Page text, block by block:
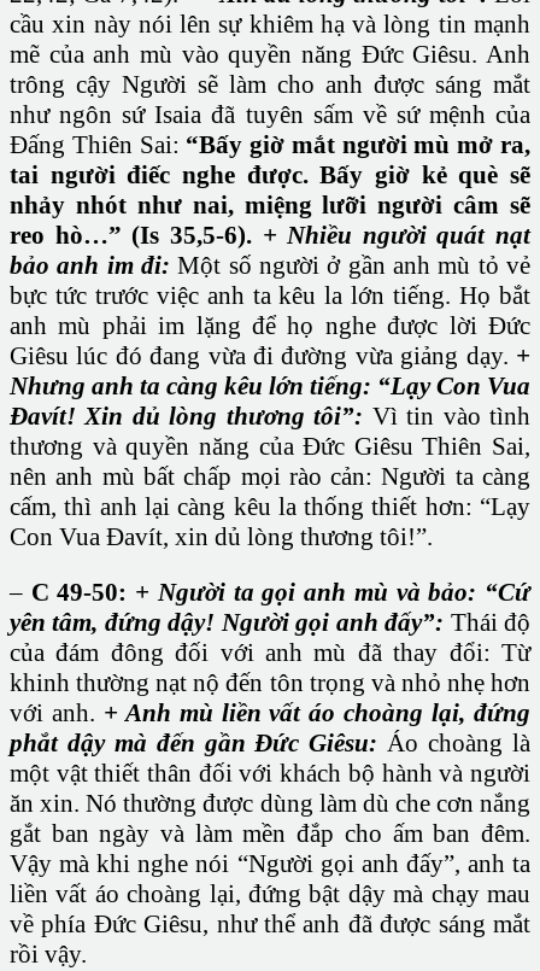
cầu xin này nói lên sự khiêm hạ và lòng tin mạnh
mẽ của anh mù vào quyền năng Đức Giêsu. Anh
trông cậy Người sẽ làm cho anh được sáng mắt
như ngôn sứ Isaia đã tuyên sấm về sứ mệnh của
Đấng Thiên Sai: “Bấy giờ mắt người mù mở ra,
tai người điếc nghe được. Bấy giờ kẻ què sẽ
nhảy nhót như nai, miệng lưỡi người câm sẽ
reo hò…” (Is 35,5-6). + Nhiều người quát nạt
bảo anh im đi: Một số người ở gần anh mù tỏ vẻ
bực tức trước việc anh ta kêu la lớn tiếng. Họ bắt
anh mù phải im lặng để họ nghe được lời Đức
Giêsu lúc đó đang vừa đi đường vừa giảng dạy. +
Nhưng anh ta càng kêu lớn tiếng: “Lạy Con Vua
Đavít! Xin dủ lòng thương tôi”: Vì tin vào tình
thương và quyền năng của Đức Giêsu Thiên Sai,
nên anh mù bất chấp mọi rào cản: Người ta càng
cấm, thì anh lại càng kêu la thống thiết hơn: “Lạy
Con Vua Đavít, xin dủ lòng thương tôi!”.
– C 49-50: + Người ta gọi anh mù và bảo: “Cứ
yên tâm, đứng dậy! Người gọi anh đấy”: Thái độ
của đám đông đối với anh mù đã thay đổi: Từ
khinh thường nạt nộ đến tôn trọng và nhỏ nhẹ hơn
với anh. + Anh mù liền vất áo choàng lại, đứng
phắt dậy mà đến gần Đức Giêsu: Áo choàng là
một vật thiết thân đối với khách bộ hành và người
ăn xin. Nó thường được dùng làm dù che cơn nắng
gắt ban ngày và làm mền đắp cho ấm ban đêm.
Vậy mà khi nghe nói “Người gọi anh đấy”, anh ta
liền vất áo choàng lại, đứng bật dậy mà chạy mau
về phía Đức Giêsu, như thể anh đã được sáng mắt
rồi vậy.